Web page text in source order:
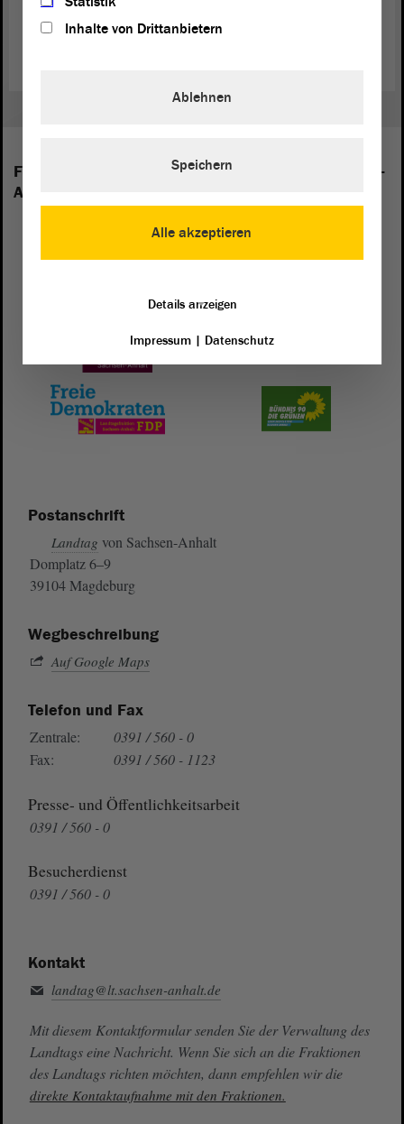
redhandday.org)
Folgende Fraktionen sind im Landtag von Sachsen-
Anhalt vertreten:
Postanschrift
Landtag von Sachsen-Anhalt
Domplatz 6–9
39104 Magdeburg
Wegbeschreibung
Auf Google Maps
Telefon und Fax
Zentrale:
0391 / 560 - 0
Fax:
0391 / 560 - 1123
Presse- und Öffentlichkeitsarbeit
0391 / 560 - 0
Besucherdienst
0391 / 560 - 0
Kontakt
landtag@lt.sachsen-anhalt.de
Mit diesem Kontaktformular senden Sie der Verwaltung des
Landtags eine Nachricht. Wenn Sie sich an die Fraktionen
des Landtags richten möchten, dann empfehlen wir die
direkte Kontaktaufnahme mit den Fraktionen.
Inhalte von Drittanbietern
Alle akzeptieren
Ablehnen
Speichern
Details anzeigen
Impressum| Datenschutz